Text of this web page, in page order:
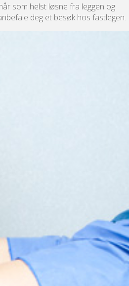
som helst løsne fra leggen og
deg et besøk hos fastlegen.